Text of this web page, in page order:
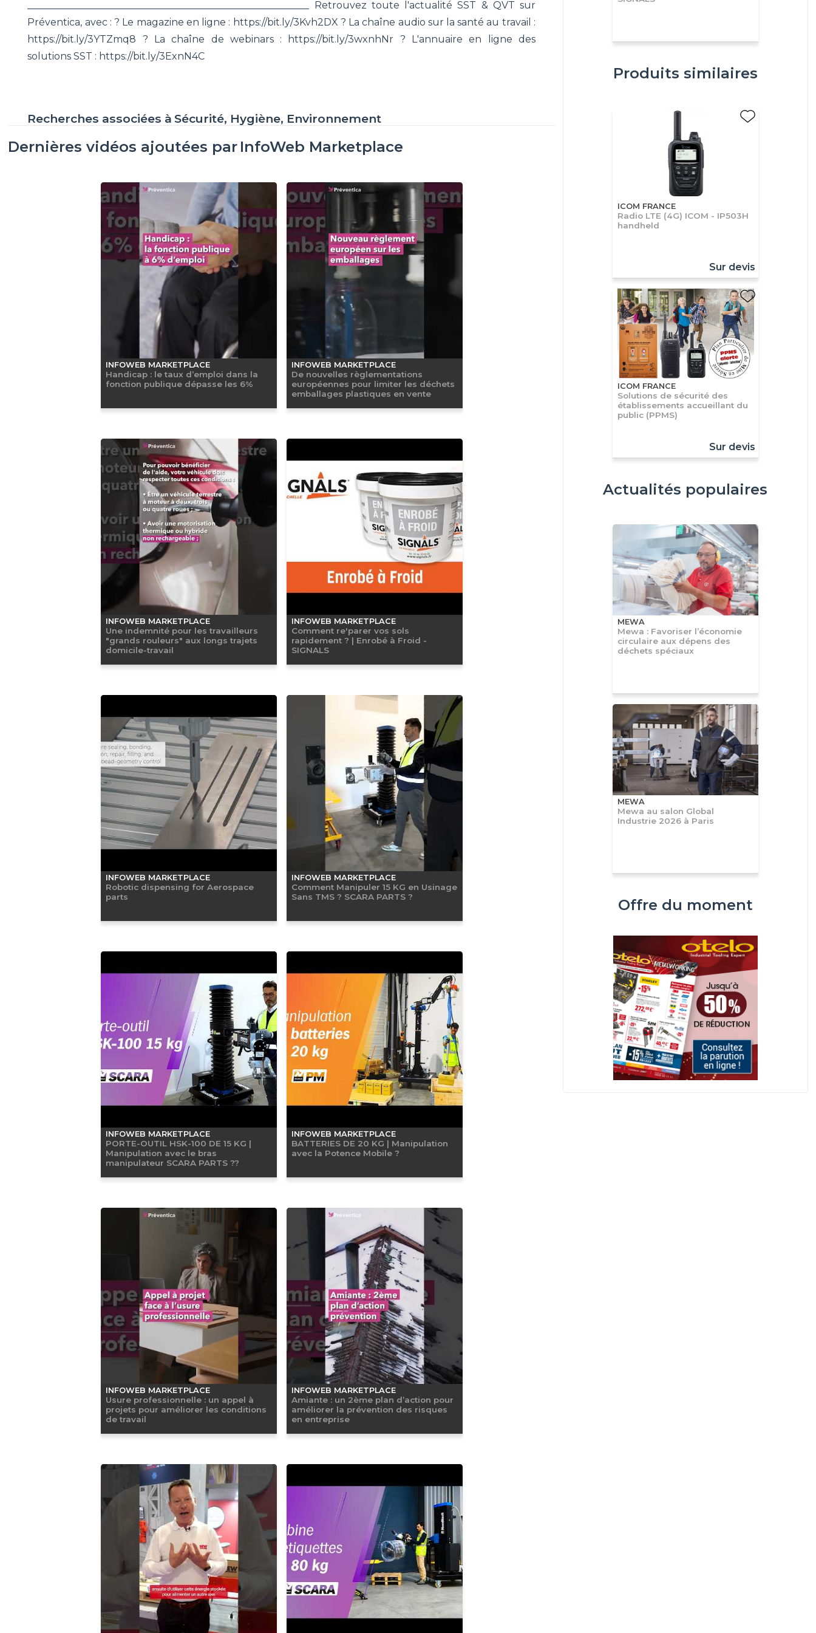
__________________________________________________________ Retrouvez toute l'actualité SST & QVT sur
Préventica, avec : ? Le magazine en ligne : https://bit.ly/3Kvh2DX ? La chaîne audio sur la santé au travail :
https://bit.ly/3YTZmq8 ? La chaîne de webinars : https://bit.ly/3wxnhNr ? L'annuaire en ligne des
solutions SST : https://bit.ly/3ExnN4C
Recherches associées à Sécurité, Hygiène, Environnement
Dernières vidéos ajoutées par InfoWeb Marketplace
INFOWEB MARKETPLACE
Handicap : le taux d’emploi dans la
fonction publique dépasse les 6%
INFOWEB MARKETPLACE
De nouvelles règlementations
européennes pour limiter les déchets
emballages plastiques en vente
INFOWEB MARKETPLACE
Une indemnité pour les travailleurs
"grands rouleurs" aux longs trajets
domicile-travail
INFOWEB MARKETPLACE
Comment re'parer vos sols
rapidement ? | Enrobé à Froid -
SIGNALS
INFOWEB MARKETPLACE
Robotic dispensing for Aerospace
parts
INFOWEB MARKETPLACE
Comment Manipuler 15 KG en Usinage
Sans TMS ? SCARA PARTS ?
INFOWEB MARKETPLACE
PORTE-OUTIL HSK-100 DE 15 KG |
Manipulation avec le bras
manipulateur SCARA PARTS ??
INFOWEB MARKETPLACE
BATTERIES DE 20 KG | Manipulation
avec la Potence Mobile ?
INFOWEB MARKETPLACE
Usure professionnelle : un appel à
projets pour améliorer les conditions
de travail
INFOWEB MARKETPLACE
Amiante : un 2ème plan d’action pour
améliorer la prévention des risques
en entreprise
Produits similaires
ICOM FRANCE
Radio LTE (4G) ICOM - IP503H
handheld
Sur devis
ICOM FRANCE
Solutions de sécurité des
établissements accueillant du
public (PPMS)
Sur devis
Actualités populaires
MEWA
Mewa : Favoriser l’économie
circulaire aux dépens des
déchets spéciaux
MEWA
Mewa au salon Global
Industrie 2026 à Paris
Offre du moment